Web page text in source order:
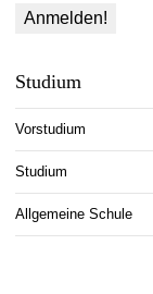
Studium
Vorstudium
Studium
Allgemeine Schule